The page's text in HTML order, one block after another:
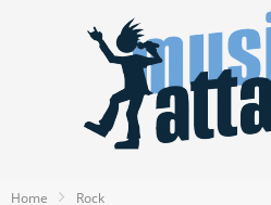
Home Rock